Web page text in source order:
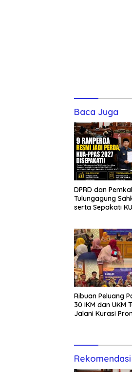
Baca Juga
DPRD dan
Tulungagung
serta Sepakati
Ribuan Peluang
30 IKM dan UKM
Jalani Kurasi